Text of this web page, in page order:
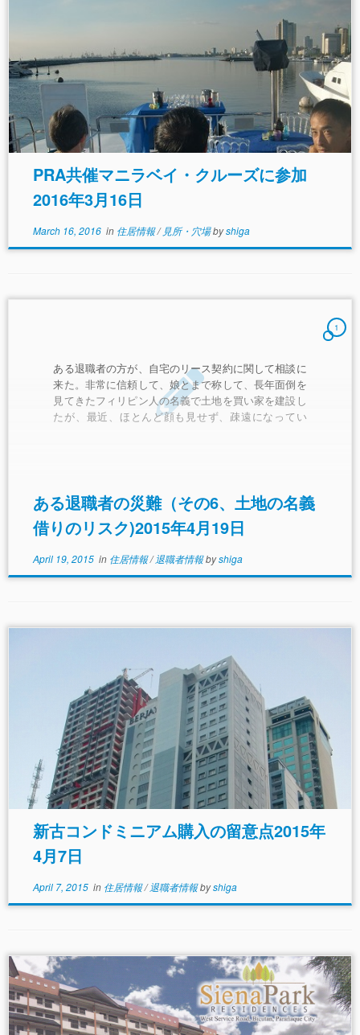
PRA共催マニラベイ・クルーズに参加
2016年3月16日
March 16, 2016in 住居情報/ 見所・穴場byshiga
1
ある退職者の方が、自宅のリース契約に関して相談に
来た。非常に信頼して、娘とまで称して、長年面倒を
見てきたフィリピン人の名義で土地を買い家を建設し
たが、最近、ほとんど顔も見せず、疎遠になってい
職者の目の黒いうちに契約書を作り直して、将来、何
が起きても奥さんも安心していられるようにしましょ
う」ということで、新しい契約のドラフトを作成し
が始まった。その後、彼女は結婚しており、旦那は、
退職者が死ねば、あの豪邸が手に入ると目論んでいた
う契約書の文言に目論見が外れて、元も子も無くなっ
していた娘からは、脅迫まがいの言葉を浴びせられる
やら不安の日々が続いた。おまけに、住宅の一部が彼
女の母親の土地にかかっているから住宅の一部を取り
壊せだの、さらには弟を使って国外退去の訴えを入管
に起こすなど（この訴えは幸い却下された）、嫌がら
せは止まらなかった。これら一連の動きは、旦那の差
し金であろうということは一目瞭然だが、退職者とし
てはあれほどまでに可愛がってきたのにと、裏切られ
たという思いで一杯だった。 売られた喧嘩は買うし
かない。そのため、バランガイに脅迫と詐欺の訴えを
ら、裁判に訴えるしかないので、脅迫と詐欺の刑事告
訴を行い、送検されるのを待っている。しかし起訴で
きたらできたで、裁判という長い戦いが待っており、
行く先は容易ではない。 信頼関係がある間は、仮に
契約書などなくとも土地と家の名義を借りて、そこに
回の事例のように第3者が介入して人間関係が壊れる
てしまうことは容易におこりうる。特に、彼女などと
いう関係は、ほとんど間違いなく破局がおとずれるだ
ろう。あるいは、たとえ人間関係が壊れなかったとし
ても、名義人が不慮の死を遂げて、見知らぬ人間に相
ある退職者の災難（その6、土地の名義
借りのリスク)2015年4月19日
April 19, 2015in 住居情報/退職者情報byshiga
新古コンドミニアム購入の留意点2015年
4月7日
April 7, 2015in 住居情報/退職者情報byshiga